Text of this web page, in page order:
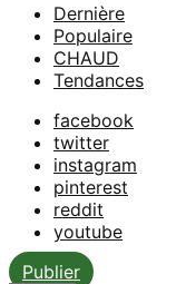
Dernière
Populaire
CHAUD
Tendances
facebook
twitter
instagram
pinterest
reddit
youtube
Publier